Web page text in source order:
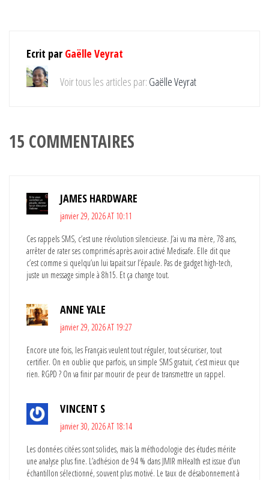
Ecrit par Gaëlle Veyrat
Voir tous les articles par: Gaëlle Veyrat
15 COMMENTAIRES
JAMES HARDWARE
janvier 29, 2026 AT 10:11
Ces rappels SMS, c’est une révolution silencieuse. J’ai vu ma mère, 78 ans,
arrêter de rater ses comprimés après avoir activé Medisafe. Elle dit que
c’est comme si quelqu’un lui tapait sur l’épaule. Pas de gadget high-tech,
juste un message simple à 8h15. Et ça change tout.
ANNE YALE
janvier 29, 2026 AT 19:27
Encore une fois, les Français veulent tout réguler, tout sécuriser, tout
certifier. On en oublie que parfois, un simple SMS gratuit, c’est mieux que
rien. RGPD ? On va finir par mourir de peur de transmettre un rappel.
VINCENT S
janvier 30, 2026 AT 18:14
Les données citées sont solides, mais la méthodologie des études mérite
une analyse plus fine. L’adhésion de 94 % dans JMIR mHealth est issue d’un
échantillon sélectionné, souvent plus motivé. Le taux de désabonnement à